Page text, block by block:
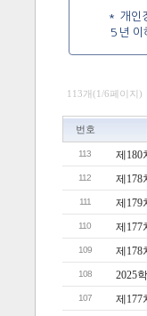
* 개인
5년 이
113개(1/6페이지)
번호
113 제180
112 제178
111 제179
110 제177
109 제178
108 2025
107 제177